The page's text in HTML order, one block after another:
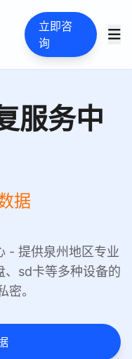
立即咨
询
服务中
据
- 提供泉州地区专业
、sd卡等多种设备的
。